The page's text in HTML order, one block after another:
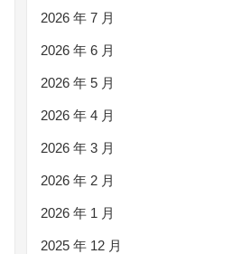
2026 年 7 月
2026 年 6 月
2026 年 5 月
2026 年 4 月
2026 年 3 月
2026 年 2 月
2026 年 1 月
2025 年 12 月